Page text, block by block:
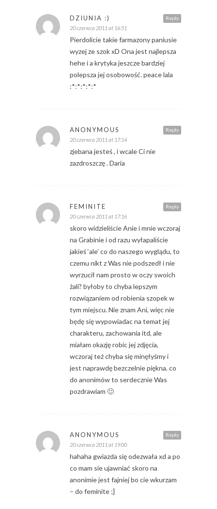
Reply
DZIUNIA :)
20 czerwca 2011 at 16:51
Pierdolicie takie farmazony paniusie
wyzej ze szok xD Ona jest najlepsza
hehe i a krytyka jeszcze bardziej
polepsza jej osobowość. peace lala
:*:*:*:*:*
Reply
ANONYMOUS
20 czerwca 2011 at 17:14
zjebana jesteś , i wcale Ci nie
zazdroszczę . Daria
Reply
FEMINITE
20 czerwca 2011 at 17:16
skoro widzieliście Anie i mnie wczoraj
na Grabinie i od razu wyłapaliście
jakieś ‘ale’ co do naszego wyglądu, to
czemu nikt z Was nie podszedł i nie
wyrzucił nam prosto w oczy swoich
żali? byłoby to chyba lepszym
rozwiązaniem od robienia szopek w
tym miejscu. Nie znam Ani, więc nie
będę się wypowiadac na temat jej
charakteru, zachowania itd, ale
miałam okazję robic jej zdjęcia,
wczoraj też chyba się minęłyśmy i
jest naprawdę bezczelnie piękna. co
do anonimów to serdecznie Was
pozdrawiam 🙂
Reply
ANONYMOUS
20 czerwca 2011 at 19:00
hahaha gwiazda się odezwała xd a po
co mam sie ujawniać skoro na
anonimie jest fajniej bo cie wkurzam
– do feminite ;]